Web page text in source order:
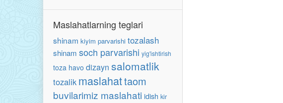
Maslahatlarning teglari
shinam kiyim parvarishi tozalash
shinam soch parvarishi yig'ishtirish
toza havo dizayn salomatlik
tozalik maslahattaom
buvilarimiz maslahati idish kir